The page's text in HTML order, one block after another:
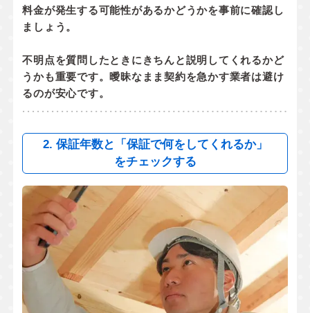
料金が発生する可能性があるかどうかを事前に確認し
ましょう。
不明点を質問したときにきちんと説明してくれるかど
うかも重要です。曖昧なまま契約を急かす業者は避け
るのが安心です。
2. 保証年数と「保証で何をしてくれるか」
をチェックする